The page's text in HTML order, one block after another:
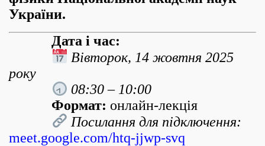
України.
Дата і час:
Вівторок, 14 жовтня 2025
року
08:30 – 10:00
Формат: онлайн-лекція
Посилання для підключення:
meet.google.com/htq-jjwp-svq